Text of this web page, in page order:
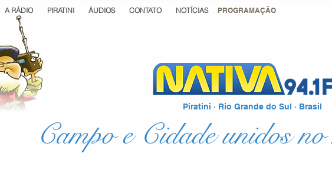
Campo e Cidade unidos
Piratini · Rio Grande do Sul · Brasil
A RÁDIO PIRATINI ÁUDIOS CONTATO NOTÍCIAS PROGRAMAÇÃO